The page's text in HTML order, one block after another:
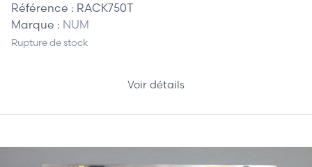
Référence : RACK750T
Marque : NUM
Rupture de stock
Voir détails